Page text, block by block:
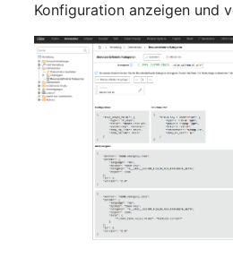
Konfiguration anzeigen und